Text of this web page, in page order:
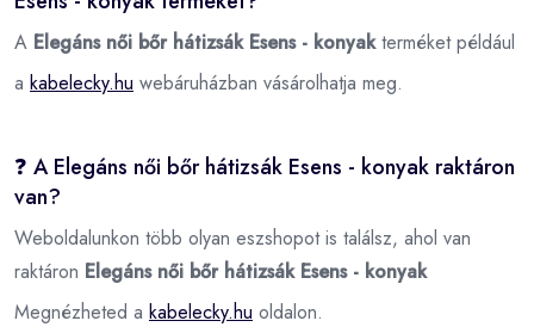
A Elegáns női bőr hátizsák Esens - konyakterméket például
a kabelecky.hu webáruházban vásárolhatja meg.
❓ A Elegáns női bőr hátizsák Esens - konyak raktáron
van?
Weboldalunkon több olyan eszshopot is találsz, ahol van
raktáron Elegáns női bőr hátizsák Esens - konyak
Megnézheted a kabelecky.hu oldalon.